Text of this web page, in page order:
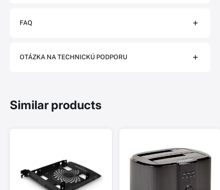
FAQ
OTÁZKA NA TECHNICKÚ PODPORU
Similar products